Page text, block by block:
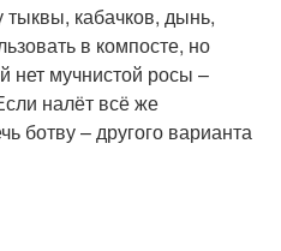
кабачков, дынь,
в компосте, но
нет мучнистой росы –
налёт всё же
ботву – другого варианта